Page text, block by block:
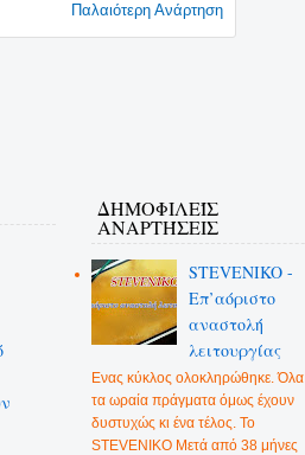
Παλαιότερη Ανάρτηση
ΔΗΜΟΦΙΛΕΊΣ
ΑΝΑΡΤΉΣΕΙΣ
STEVENIKO -
Επ’αόριστο
αναστολή
λειτουργίας
Ενας κύκλος ολοκληρώθηκε. Όλα
τα ωραία πράγματα όμως έχουν
δυστυχώς κι ένα τέλος. Το
STEVENIKO Μετά από 38 μήνες